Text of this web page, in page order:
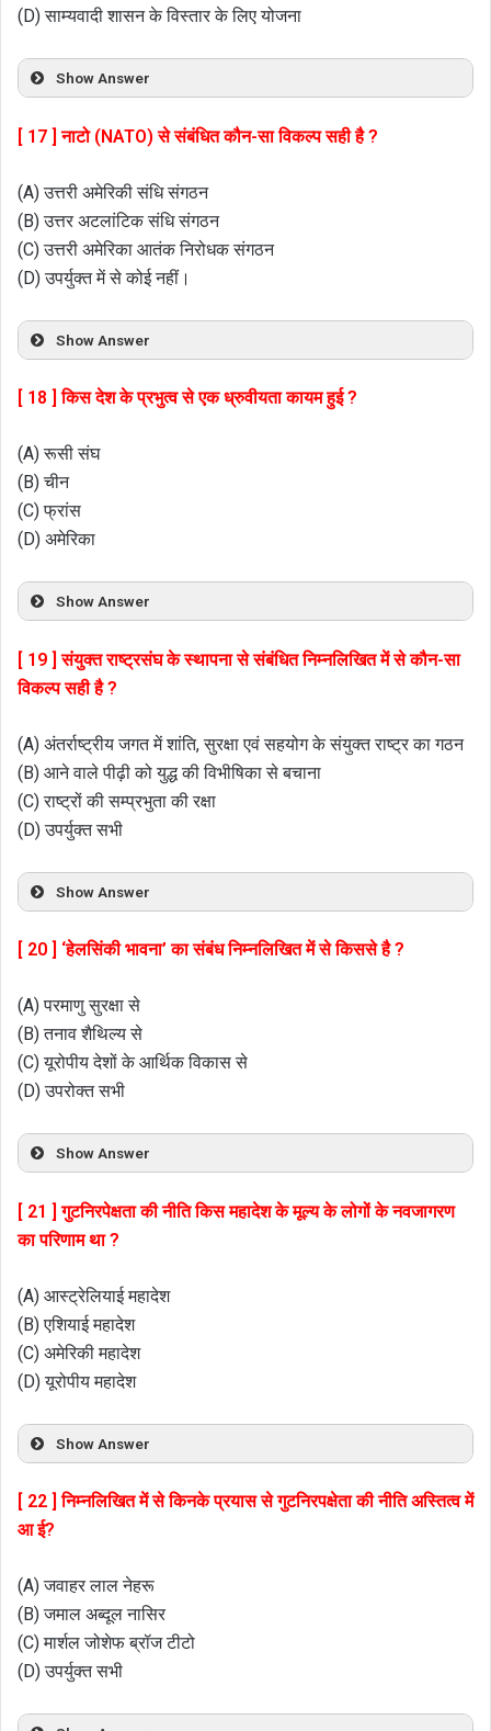
(D) साम्यवादी शासन के विस्तार के लिए योजना
Show Answer
[ 17 ] नाटो (NATO) से संबंधित कौन-सा विकल्प सही है ?
(A) उत्तरी अमेरिकी संधि संगठन
(B) उत्तर अटलांटिक संधि संगठन
(C) उत्तरी अमेरिका आतंक निरोधक संगठन
(D) उपर्युक्त में से कोई नहीं।
Show Answer
[ 18 ] किस देश के प्रभुत्व से एक ध्रुवीयता कायम हुई ?
(A) रूसी संघ
(B) चीन
(C) फ्रांस
(D) अमेरिका
Show Answer
[ 19 ] संयुक्त राष्ट्रसंघ के स्थापना से संबंधित निम्नलिखित में से कौन-सा
विकल्प सही है ?
(A) अंतर्राष्ट्रीय जगत में शांति, सुरक्षा एवं सहयोग के संयुक्त राष्ट्र का गठन
(B) आने वाले पीढ़ी को युद्ध की विभीषिका से बचाना
(C) राष्ट्रों की सम्प्रभुता की रक्षा
(D) उपर्युक्त सभी
Show Answer
[ 20 ] ‘हेलसिंकी भावना’ का संबंध निम्नलिखित में से किससे है ?
(A) परमाणु सुरक्षा से
(B) तनाव शैथिल्य से
(C) यूरोपीय देशों के आर्थिक विकास से
(D) उपरोक्त सभी
Show Answer
[ 21 ] गुटनिरपेक्षता की नीति किस महादेश के मूल्य के लोगों के नवजागरण
का परिणाम था ?
(A) आस्ट्रेलियाई महादेश
(B) एशियाई महादेश
(C) अमेरिकी महादेश
(D) यूरोपीय महादेश
Show Answer
[ 22 ] निम्नलिखित में से किनके प्रयास से गुटनिरपक्षेता की नीति अस्तित्व में
आ ई?
(A) जवाहर लाल नेहरू
(B) जमाल अब्दूल नासिर
(C) मार्शल जोशेफ ब्रॉज टीटो
(D) उपर्युक्त सभी